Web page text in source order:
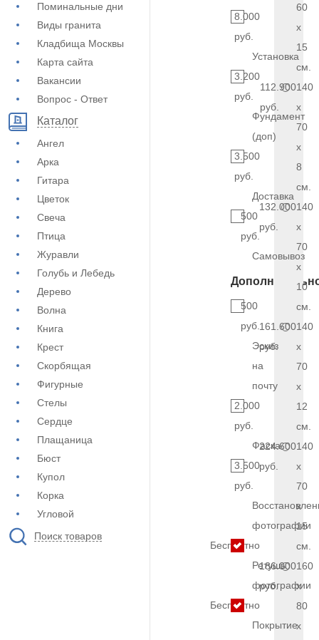
Поминальные дни
Виды гранита
Кладбища Москвы
Карта сайта
Вакансии
Вопрос - Ответ
Каталог
Ангел
Арка
Гитара
Цветок
Свеча
Птица
Журавли
Голубь и Лебедь
Дерево
Волна
Книга
Крест
Скорбящая
Фигурные
Стелы
Сердце
Плащаница
Бюст
Купол
Корка
Угловой
Поиск товаров
8.000
руб.
Установка
3.200
руб.
Фундамент
(доп)
3.500
руб.
Доставка
500
руб.
Самовывоз
500
руб.
Эскиз
на
почту
2.000
руб.
Фаска
3.500
руб.
фотографии
Бесплатно
Ретушь
фотографии
Бесплатно
Покрытие
60
x
15
см.
112.900
руб.
140
x
70
x
8
см.
132.000
руб.
140
x
70
x
10
см.
161.600
руб.
140
x
70
x
12
см.
224.600
руб.
140
x
70
x
15
см.
186.000
руб.
160
x
80
x